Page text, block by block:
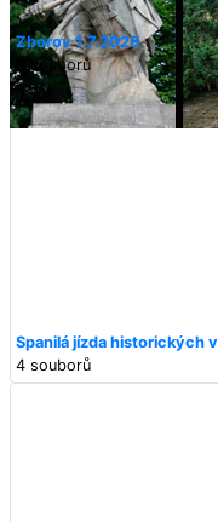
Zborov 1.7.2026
6 souborů
Spanilá jízda historických
4 souborů